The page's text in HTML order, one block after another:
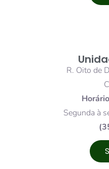
R. Oito de
Segunda à